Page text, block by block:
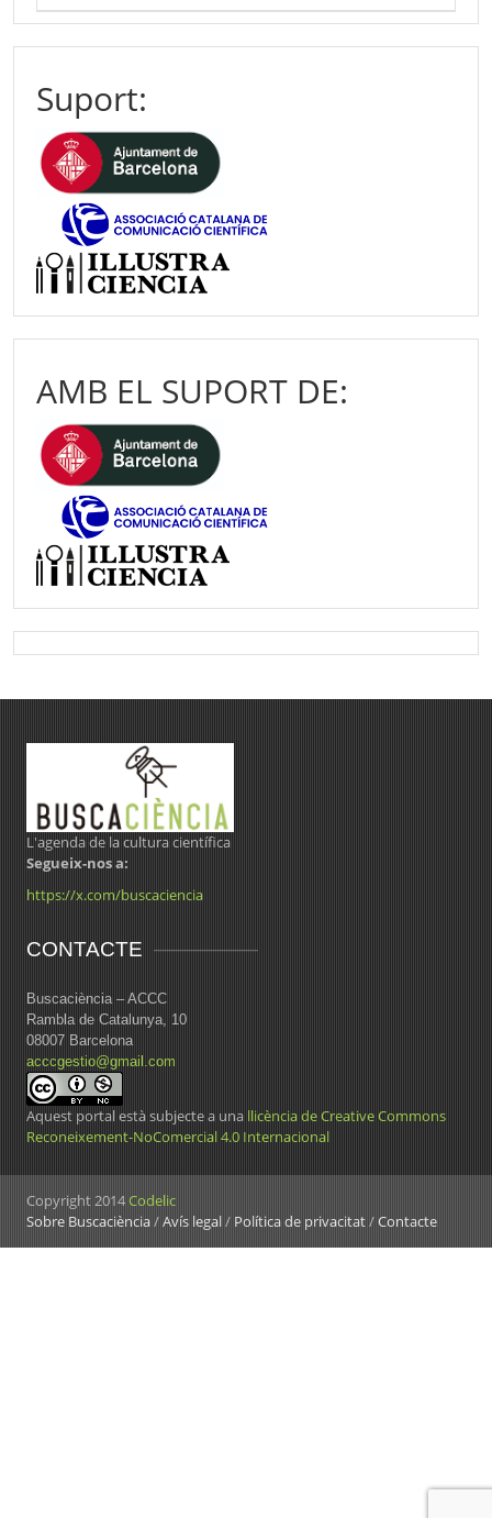
Suport:
AMB EL SUPORT DE:
L'agenda de la cultura científica
Segueix-nos a:
https://x.com/buscaciencia
CONTACTE
Buscaciència – ACCC
Rambla de Catalunya, 10
08007 Barcelona
acccgestio@gmail.com
Aquest portal està subjecte a una llicència de Creative Commons
Reconeixement-NoComercial 4.0 Internacional
Copyright 2014Codelic
Sobre Buscaciència/Avís legal/ Política de privacitat/Contacte